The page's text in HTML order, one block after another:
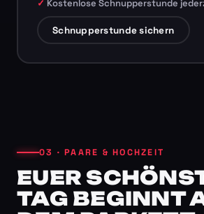
Kostenlose Schnupperstunde
Schnupperstunde sichern
03 · PAARE & HOCHZEIT
EUER
TAG BEGINNT